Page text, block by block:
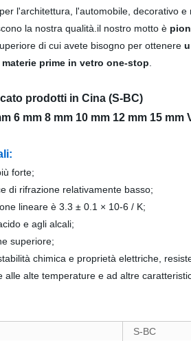
l'architettura, l'automobile, decorativo
la nostra qualità.il nostro motto è
di cui avete bisogno per ottenere
prime in vetro one-stop
prodotti in Cina (S-BC)
6 mm 8 mm 10 mm 12 mm 15 mm
forte;
di rifrazione relativamente basso;
lineare è 3.3 ±0.1 × 10-6 / K;
e agli alcali;
superiore;
chimica e proprietà elettriche,
alle alte temperature e ad altre
S-BC